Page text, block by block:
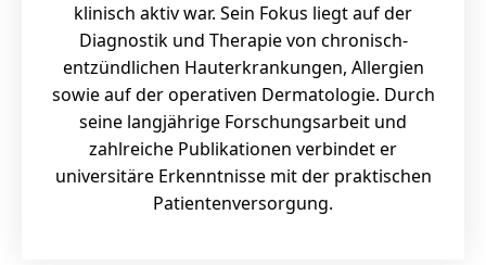
klinisch aktiv war. Sein Fokus liegt auf der
Diagnostik und Therapie von chronisch-
entzündlichen Hauterkrankungen, Allergien
sowie auf der operativen Dermatologie. Durch
seine langjährige Forschungsarbeit und
zahlreiche Publikationen verbindet er
universitäre Erkenntnisse mit der praktischen
Patientenversorgung.